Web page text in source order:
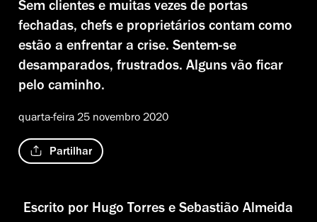
Sem clientes e muitas vezes de portas
fechadas, chefs e proprietários contam como
estão a enfrentar a crise. Sentem-se
desamparados, frustrados. Alguns vão ficar
pelo caminho.
quarta-feira 25 novembro 2020
Partilhar
Escrito por Hugo Torres eSebastião Almeida